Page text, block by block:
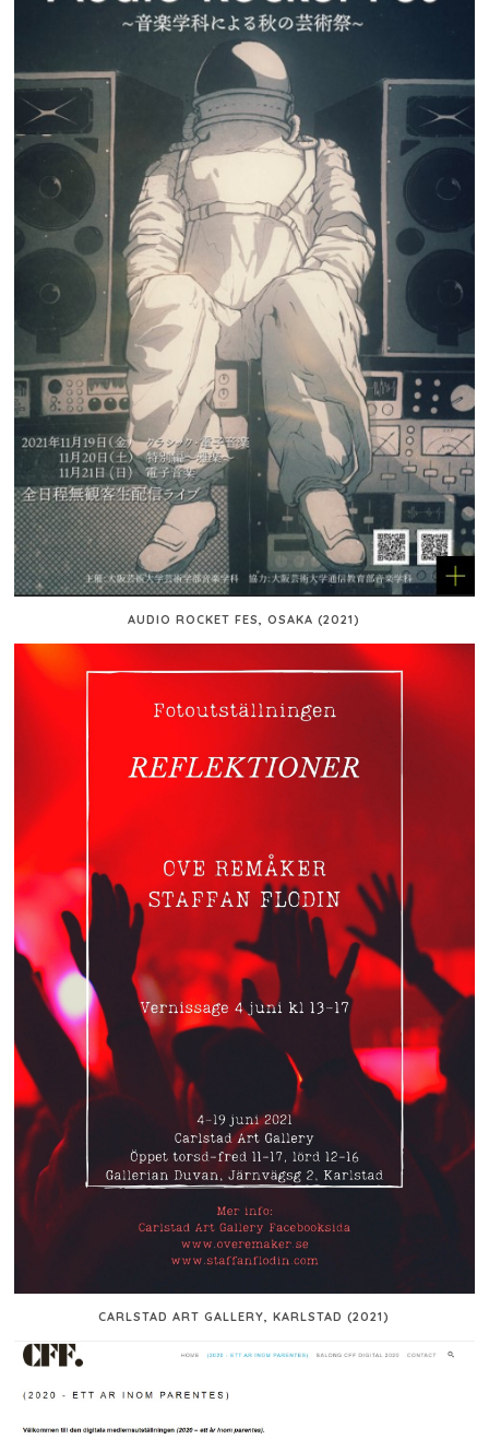
AUDIO ROCKET FES, OSAKA (2021)
CARLSTAD ART GALLERY, KARLSTAD (2021)